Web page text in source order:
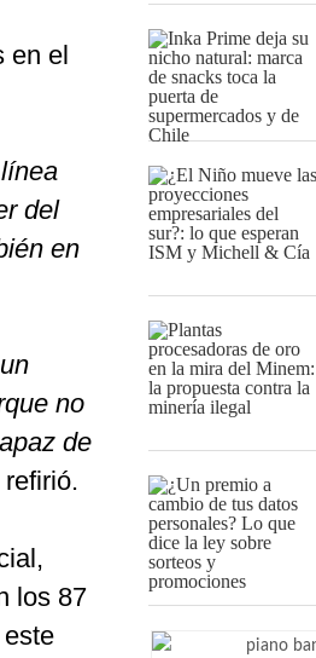
en el
del
en
no
de
refirió.
los 87